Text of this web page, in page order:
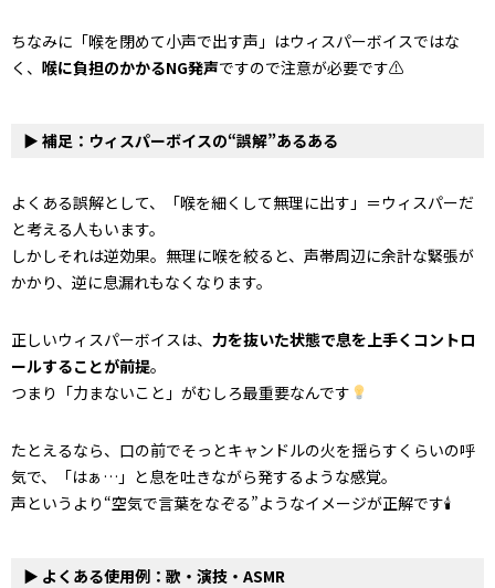
ちなみに「喉を閉めて小声で出す声」はウィスパーボイスではな
く、 喉に負担のかかるNG発声ですので注意が必要です⚠
▶ 補足：ウィスパーボイスの“誤解”あるある
よくある誤解として、「喉を細くして無理に出す」＝ウィスパーだ
と考える人もいます。
しかしそれは逆効果。無理に喉を絞ると、声帯周辺に余計な緊張が
かかり、逆に息漏れもなくなります。
正しいウィスパーボイスは、 力を抜いた状態で息を上手くコントロ
ールすることが前提。
つまり「力まないこと」がむしろ最重要なんです
たとえるなら、口の前でそっとキャンドルの火を揺らすくらいの呼
気で、「はぁ…」と息を吐きながら発するような感覚。
声というより“空気で言葉をなぞる”ようなイメージが正解です🕯
▶ よくある使用例：歌・演技・ASMR